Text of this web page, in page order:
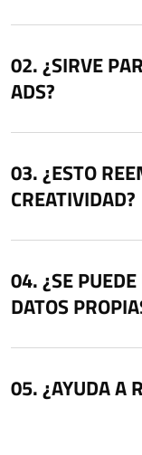
¿SIRVE
ADS?
¿ESTO
CREATIVIDAD?
¿SE
DATOS
¿AYUDA A